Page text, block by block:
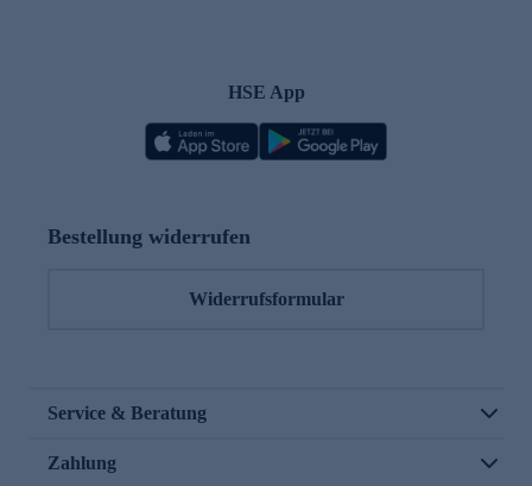
HSE App
Bestellung widerrufen
Widerrufsformular
Service & Beratung
Zahlung